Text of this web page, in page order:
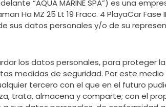
“AQUA MARINE SPA”) es una
Ha MZ 25 Lt 19 Fracc. 4 PlayaCar
sus datos personales y/o de su
los datos personales, para
medidas de seguridad. Por este
tercero con el que en el futuro
trata, almacena y comparte; con el